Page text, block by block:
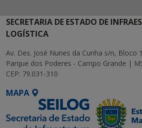
SECRETARIA DE ESTADO DE
LOGÍSTICA
Av. Des. José Nunes da Cunha s/n, Bloco
Parque dos Poderes - Campo Grande |
CEP: 79.031-310
MAPA